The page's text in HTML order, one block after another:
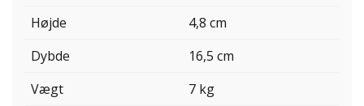
Højde
4,8 cm
Dybde
16,5 cm
Vægt
7 kg